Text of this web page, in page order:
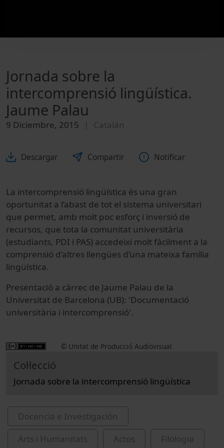
Jornada sobre la
intercomprensió lingüística.
Jaume Palau
9 Diciembre, 2015 Catalán
Descargar Compartir Notificar
La intercomprensió lingüística és una gran
oportunitat a l’abast de tot el sistema universitari
que permet, amb molt poc esforç i inversió de
recursos, que tota la comunitat universitària
(estudiants, PDI i PAS) accedeixi molt fàcilment a la
comprensió d’altres llengües d’una mateixa família
lingüística.
Presentació a càrrec de Jaume Palau de la
Universitat de Barcelona (UB): 'Documentació
universitària i intercomprensió'.
© Unitat de Producció Audiovisual
Col·lecció
Jornada sobre la intercomprensió lingüística
Docencia e Investigación
Arts i Humanitats
Actos
Filologia